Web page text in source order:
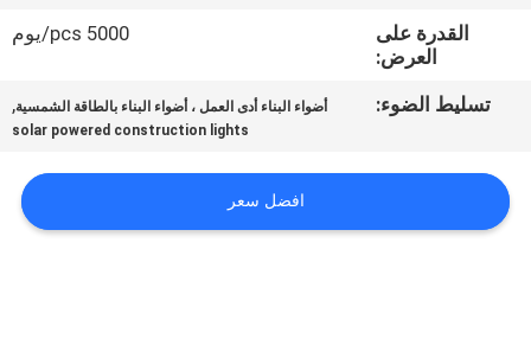
خريطة
القدرة على
العرض:
5000 pcs/يوم
تسليط الضوء: أضواء البناء أدى العمل ، أضواء البناء بالطاقة الشمسية,
solar powered construction lights
افضل سعر